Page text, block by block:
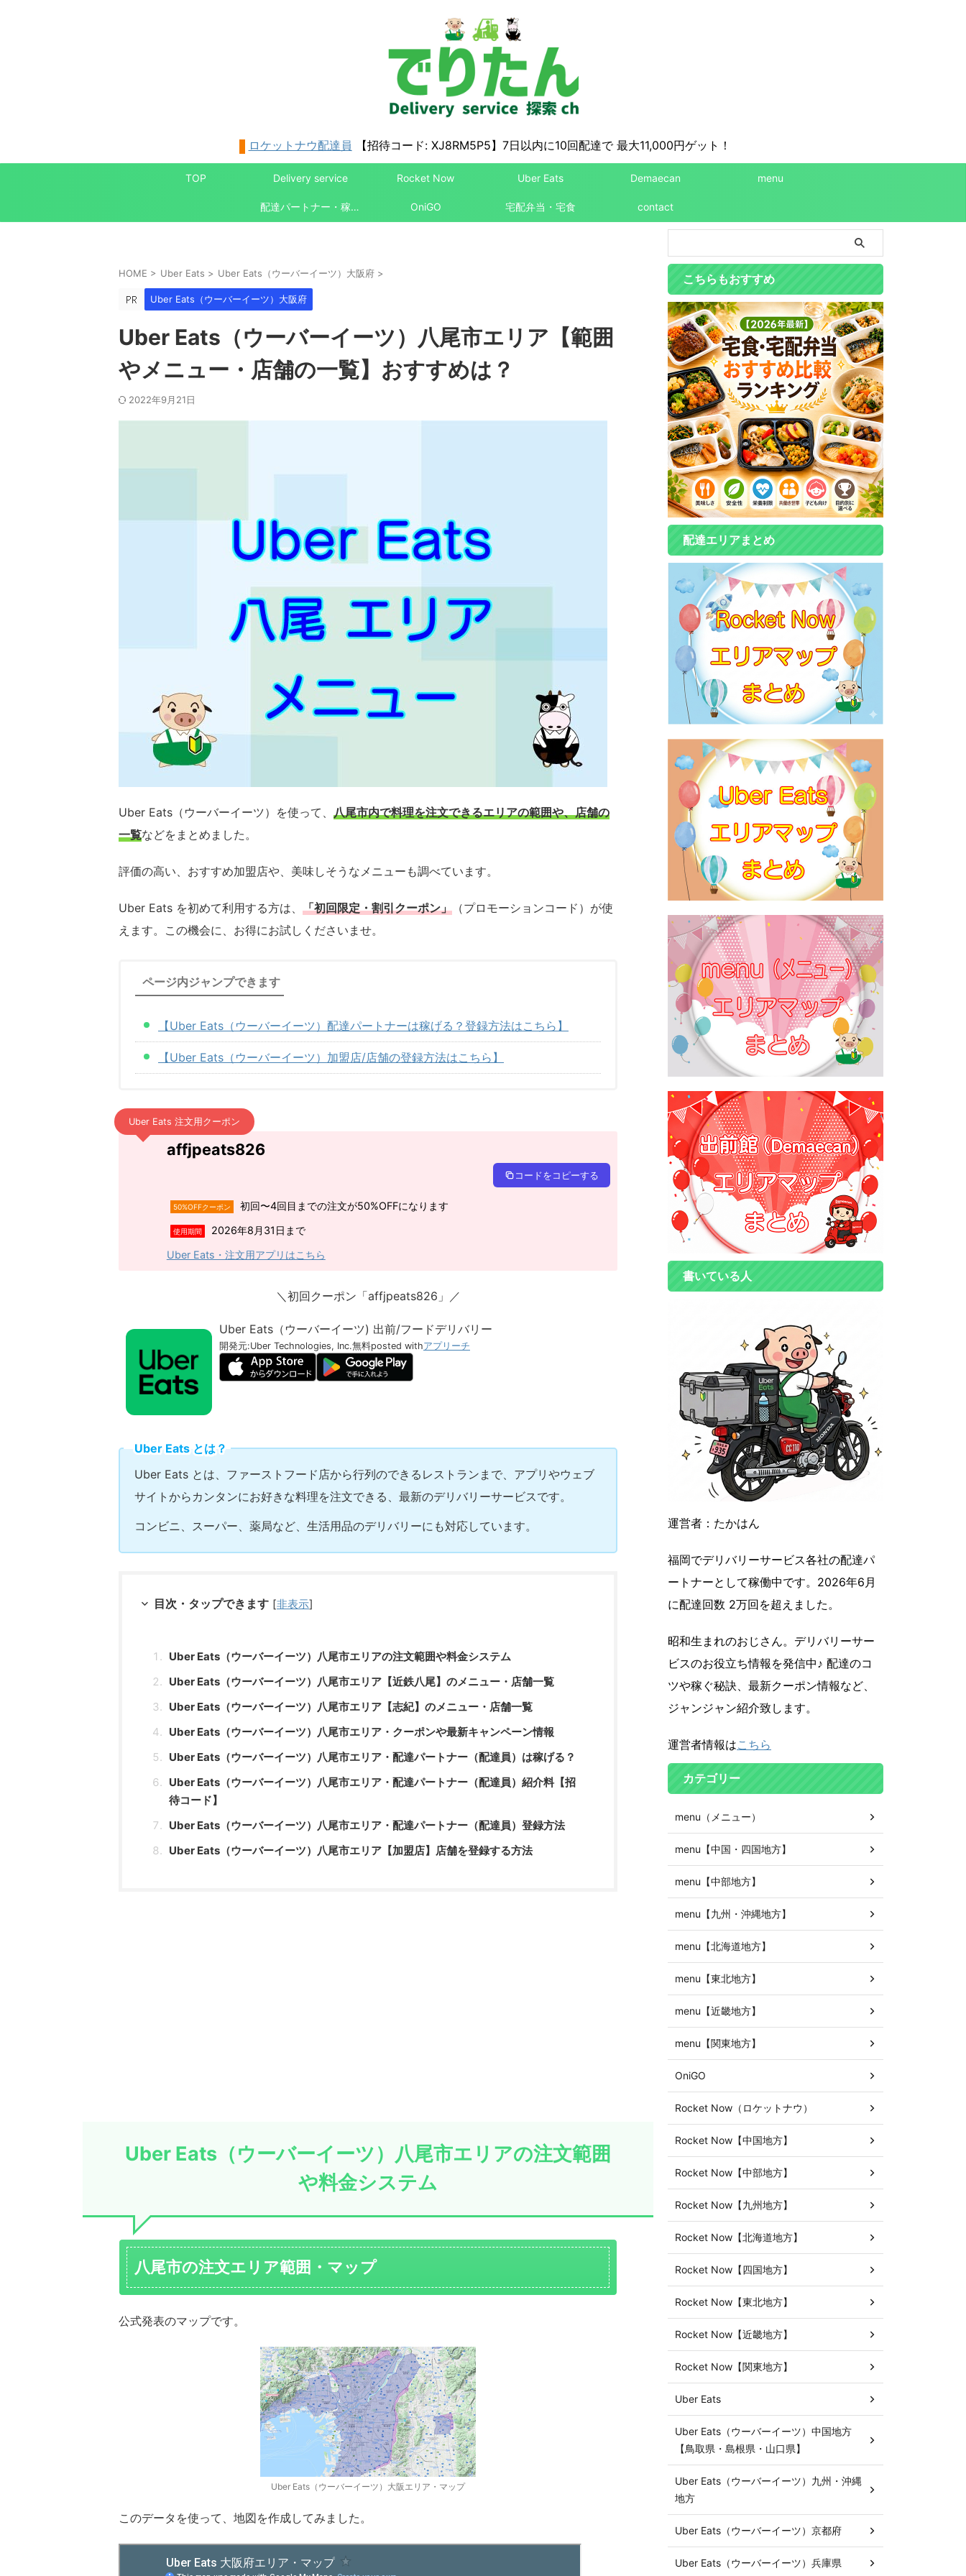
ロケットナウ配達員 【招待コード: XJ8RM5P5】7日以内に10回配達で 最大11,000円ゲット！
TOP Delivery service Rocket Now Uber Eats Demaecan menu
配達パートナー・稼ぎ方 OniGO 宅配弁当・宅食 contact
HOME > Uber Eats > Uber Eats（ウーバーイーツ）大阪府 >
Uber Eats（ウーバーイーツ）大阪府
Uber Eats（ウーバーイーツ）八尾市エリア【範囲
やメニュー・店舗の一覧】おすすめは？
2022年9月21日
Uber Eats（ウーバーイーツ）を使って、 八尾市内で料理を注文できるエリアの範囲や、店舗の
一覧などをまとめました。
評価の高い、おすすめ加盟店や、美味しそうなメニューも調べています。
Uber Eats を初めて利用する方は、 「初回限定・割引クーポン」 （プロモーションコード）が使
えます。この機会に、お得にお試しくださいませ。
ページ内ジャンプできます
【Uber Eats（ウーバーイーツ）配達パートナーは稼げる？登録方法はこちら】
【Uber Eats（ウーバーイーツ）加盟店/店舗の登録方法はこちら】
Uber Eats 注文用クーポン
affjpeats826
コードをコピーする
50%OFFクーポン 初回〜4回目までの注文が50%OFFになります
使用期間
2026年8月31日まで
Uber Eats・注文用アプリはこちら
＼初回クーポン「affjpeats826」／
Uber Eats（ウーバーイーツ) 出前/フードデリバリー
開発元:Uber Technologies, Inc.無料posted withアプリーチ
Uber Eats とは？
Uber Eats とは、ファーストフード店から行列のできるレストランまで、アプリやウェブ
サイトからカンタンにお好きな料理を注文できる、最新のデリバリーサービスです。
コンビニ、スーパー、薬局など、生活用品のデリバリーにも対応しています。
目次・タップできます [非表示]
Uber Eats（ウーバーイーツ）八尾市エリアの注文範囲や料金システム
Uber Eats（ウーバーイーツ）八尾市エリア【近鉄八尾】のメニュー・店舗一覧
Uber Eats（ウーバーイーツ）八尾市エリア【志紀】のメニュー・店舗一覧
Uber Eats（ウーバーイーツ）八尾市エリア・クーポンや最新キャンペーン情報
Uber Eats（ウーバーイーツ）八尾市エリア・配達パートナー（配達員）は稼げる？
Uber Eats（ウーバーイーツ）八尾市エリア・配達パートナー（配達員）紹介料【招
待コード】
Uber Eats（ウーバーイーツ）八尾市エリア・配達パートナー（配達員）登録方法
Uber Eats（ウーバーイーツ）八尾市エリア【加盟店】店舗を登録する方法
Uber Eats（ウーバーイーツ）八尾市エリアの注文範囲
や料金システム
八尾市の注文エリア範囲・マップ
公式発表のマップです。
Uber Eats（ウーバーイーツ）大阪エリア・マップ
このデータを使って、地図を作成してみました。
こちらもおすすめ
配達エリアまとめ
書いている人
運営者：たかはん
福岡でデリバリーサービス各社の配達パ
ートナーとして稼働中です。2026年6月
に配達回数 2万回を超えました。
昭和生まれのおじさん。デリバリーサー
ビスのお役立ち情報を発信中♪ 配達のコ
ツや稼ぐ秘訣、最新クーポン情報など、
ジャンジャン紹介致します。
運営者情報はこちら
カテゴリー
menu（メニュー）
menu【中国・四国地方】
menu【中部地方】
menu【九州・沖縄地方】
menu【北海道地方】
menu【東北地方】
menu【近畿地方】
menu【関東地方】
OniGO
Rocket Now（ロケットナウ）
Rocket Now【中国地方】
Rocket Now【中部地方】
Rocket Now【九州地方】
Rocket Now【北海道地方】
Rocket Now【四国地方】
Rocket Now【東北地方】
Rocket Now【近畿地方】
Rocket Now【関東地方】
Uber Eats
Uber Eats（ウーバーイーツ）中国地方
【鳥取県・島根県・山口県】
Uber Eats（ウーバーイーツ）九州・沖縄
地方
Uber Eats（ウーバーイーツ）京都府
Uber Eats（ウーバーイーツ）兵庫県